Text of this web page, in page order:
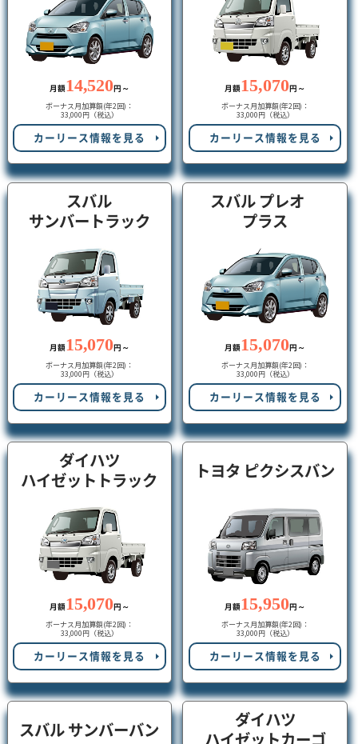
月額 14,520 円～
ボーナス月加算額(年2回)：
33,000円（税込）
カーリース情報を見る
月額 15,070 円～
ボーナス月加算額(年2回)：
33,000円（税込）
カーリース情報を見る
スバル
サンバートラック
月額 15,070 円～
ボーナス月加算額(年2回)：
33,000円（税込）
カーリース情報を見る
スバル プレオ
プラス
月額 15,070 円～
ボーナス月加算額(年2回)：
33,000円（税込）
カーリース情報を見る
ダイハツ
ハイゼットトラック
月額 15,070 円～
ボーナス月加算額(年2回)：
33,000円（税込）
カーリース情報を見る
トヨタ ピクシスバン
月額 15,950 円～
ボーナス月加算額(年2回)：
33,000円（税込）
カーリース情報を見る
スバル サンバーバン
ダイハツ
ハイゼットカーゴ